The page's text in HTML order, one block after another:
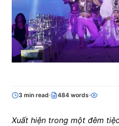
3 min read 484 words
Xuất hiện trong một đêm